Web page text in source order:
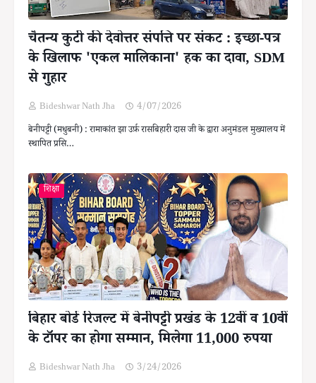
चैतन्य कुटी की देवोत्तर संपत्ति पर संकट : इच्छा-पत्र
के खिलाफ 'एकल मालिकाना' हक का दावा, SDM
से गुहार
Bideshwar Nath Jha
4/07/2026
बेनीपट्टी (मधुबनी) : रामाकांत झा उर्फ़ रासबिहारी दास जी के द्वारा अनुमंडल मुख्यालय में
स्थापित प्रसि…
शिक्षा
बिहार बोर्ड रिजल्ट में बेनीपट्टी प्रखंड के 12वीं व 10वीं
के टॉपर का होगा सम्मान, मिलेगा 11,000 रुपया
Bideshwar Nath Jha
3/24/2026